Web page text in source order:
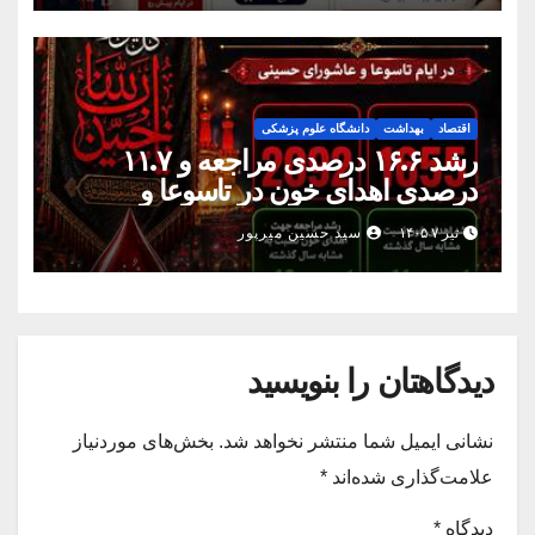
اقتصاد بهداشت دانشگاه علوم پزشکی
رشد ۱۶.۶ درصدی مراجعه و ۱۱.۷
درصدی اهدای خون در تاسوعا و
عاشورای حسینی خراسان رضوی
تیر ۷ ۱۴۰۵ سید حسین میرپور
دیدگاهتان را بنویسید
نشانی ایمیل شما منتشر نخواهد شد. بخش‌های موردنیاز
علامت‌گذاری شده‌اند *
دیدگاه *